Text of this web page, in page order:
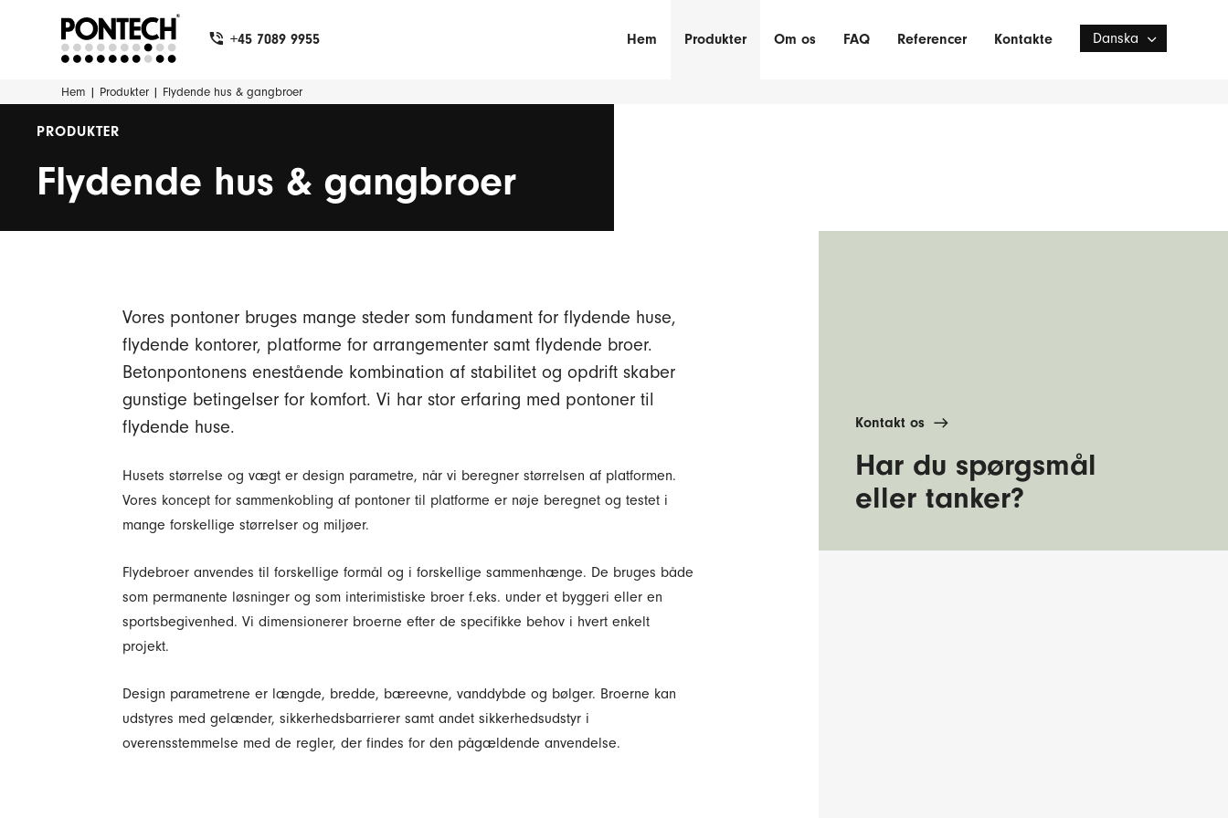
+45 7089 9955
Danska
Hem Produkter Om os FAQ Referencer Kontakte
Hem | Produkter | Flydende hus & gangbroer
PRODUKTER
Flydende hus & gangbroer
Vores pontoner bruges mange steder som fundament for flydende huse,
flydende kontorer, platforme for arrangementer samt flydende broer.
Betonpontonens enestående kombination af stabilitet og opdrift skaber
gunstige betingelser for komfort. Vi har stor erfaring med pontoner til
flydende huse.
Husets størrelse og vægt er design parametre, når vi beregner størrelsen af platformen.
Vores koncept for sammenkobling af pontoner til platforme er nøje beregnet og testet i
mange forskellige størrelser og miljøer.
Flydebroer anvendes til forskellige formål og i forskellige sammenhænge. De bruges både
som permanente løsninger og som interimistiske broer f.eks. under et byggeri eller en
sportsbegivenhed. Vi dimensionerer broerne efter de specifikke behov i hvert enkelt
projekt.
Design parametrene er længde, bredde, bæreevne, vanddybde og bølger. Broerne kan
udstyres med gelænder, sikkerhedsbarrierer samt andet sikkerhedsudstyr i
overensstemmelse med de regler, der findes for den pågældende anvendelse.
Kontakt os
Har du spørgsmål
eller tanker?